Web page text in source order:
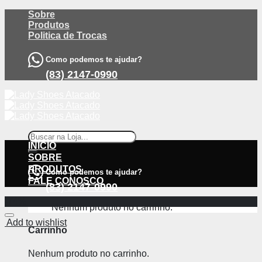
content
Sobre
Produtos
Politica de Trocas
Como podemos te ajudar?
(83) 2147-0990
Pesquisar
por:
Como podemos te ajudar?
(83) 2147-0990
Nenhum produto no carrinho.
Carrinho
Nenhum produto no carrinho.
INÍCIO
SOBRE
PRODUTOS
FALE CONOSCO
Add to wishlist